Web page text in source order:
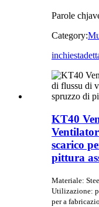
Parole
Category:
inchiesta
KT40
scarico
pittura
Materiale:
Utilizazione:
per a